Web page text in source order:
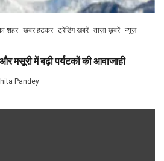
शहर खबर हटकर ट्रेंडिंग खबरें ताज़ा ख़बरें न्यूज़
मसूरी में बढ़ी पर्यटकों की आवाजाही
Pandey